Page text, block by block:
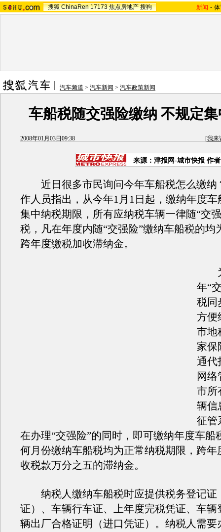
搜狐 ChinaRen 17173 焦点房地产 搜狗 新闻 -
汽车频道 > 汽车新闻 > 汽车政策新闻
车船税随交强险缴纳 不规定
2008年01月03日09:38 [我来
来源：津报网-城市快报 作
近日很多市民询问今年车船税怎么缴纳
作人员指出，从今年1月1日起，缴纳年度
集中纳税期限，所有应纳税车辆一律随“交
税，凡在年度内随“交强险”缴纳车船税的均
跨年度缴税加收滞纳金。
为
年“
税同
方便
市地
家保
通代
网
市所
辆信
征管
在办理“交强险”的同时，即可缴纳年度车船
何月份缴纳车船税均为正常纳税期限，跨年
收税款万分之五的滞纳金。
纳税人缴纳车船税时应提供税务登记证
证）、车辆行车证、上年度完税凭证、车辆
辆出厂合格证明（进口凭证）。纳税人需要